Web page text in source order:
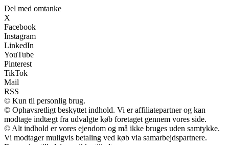
Del med omtanke
X
Facebook
Instagram
LinkedIn
YouTube
Pinterest
TikTok
Mail
RSS
© Kun til personlig brug.
© Ophavsretligt beskyttet indhold. Vi er affiliatepartner og kan
modtage indtægt fra udvalgte køb foretaget gennem vores side.
© Alt indhold er vores ejendom og må ikke bruges uden samtykke.
Vi modtager muligvis betaling ved køb via samarbejdspartnere.